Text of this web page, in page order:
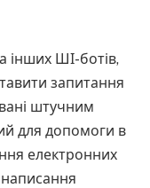
інших ШІ-ботів,
запитання
штучним
для допомоги в
електронних
написання